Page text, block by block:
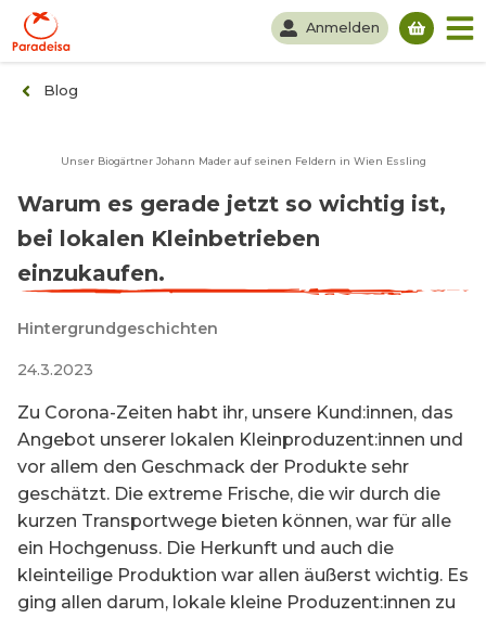
Anmelden
Blog
Unser Biogärtner Johann Mader auf seinen Feldern in Wien Essling
Warum es gerade jetzt so wichtig ist,
bei lokalen Kleinbetrieben
einzukaufen.
Hintergrundgeschichten
24.3.2023
Zu Corona-Zeiten habt ihr, unsere Kund:innen, das
Angebot unserer lokalen Kleinproduzent:innen und
vor allem den Geschmack der Produkte sehr
geschätzt. Die extreme Frische, die wir durch die
kurzen Transportwege bieten können, war für alle
ein Hochgenuss. Die Herkunft und auch die
kleinteilige Produktion war allen äußerst wichtig. Es
ging allen darum, lokale kleine Produzent:innen zu